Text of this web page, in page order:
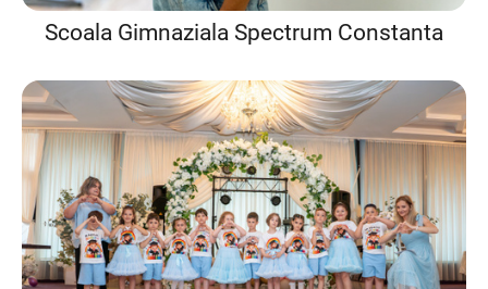
Scoala Gimnaziala Spectrum Constanta